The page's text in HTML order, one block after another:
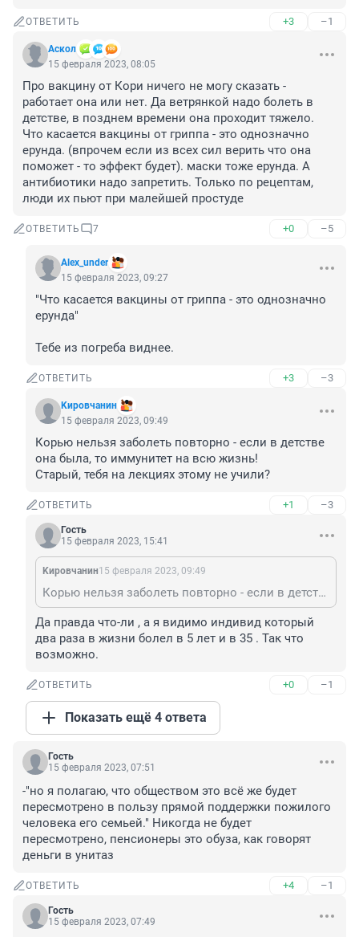
ОТВЕТИТЬ +3 –1
Аскол
15 февраля 2023, 08:05
Про вакцину от Кори ничего не могу сказать -
работает она или нет. Да ветрянкой надо болеть в
детстве, в позднем времени она проходит тяжело.
Что касается вакцины от гриппа - это однозначно
ерунда. (впрочем если из всех сил верить что она
поможет - то эффект будет). маски тоже ерунда. А
антибиотики надо запретить. Только по рецептам,
люди их пьют при малейшей простуде
ОТВЕТИТЬ 7 +0 –5
Alex_under
15 февраля 2023, 09:27
"Что касается вакцины от гриппа - это однозначно
ерунда"
Тебе из погреба виднее.
ОТВЕТИТЬ +3 –3
Kиpoвчaнин
15 февраля 2023, 09:49
Корью нельзя заболеть повторно - если в детстве
она была, то иммунитет на всю жизнь!
Старый, тебя на лекциях этому не учили?
ОТВЕТИТЬ +1 –3
Гость
15 февраля 2023, 15:41
Kиpoвчaнин15 февраля 2023, 09:49
Корью нельзя заболеть повторно - если в детстве она была, то иммунитет на всю жизнь! Старый, тебя на лекциях этому не учили?
Да правда что-ли , а я видимо индивид который
два раза в жизни болел в 5 лет и в 35 . Так что
возможно.
ОТВЕТИТЬ +0 –1
Показать ещё 4 ответа
Гость
15 февраля 2023, 07:51
-"но я полагаю, что обществом это всё же будет
пересмотрено в пользу прямой поддержки пожилого
человека его семьей." Никогда не будет
пересмотрено, пенсионеры это обуза, как говорят
деньги в унитаз
ОТВЕТИТЬ +4 –1
Гость
15 февраля 2023, 07:49